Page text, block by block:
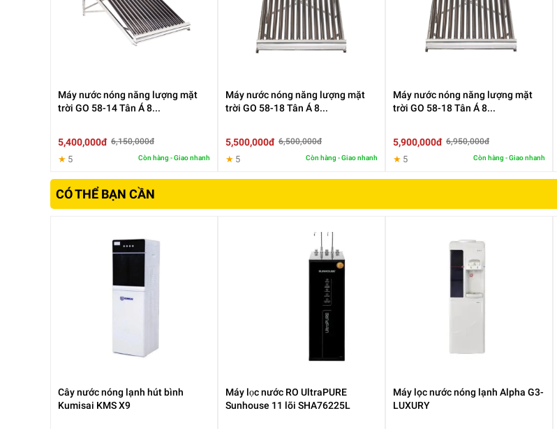
Máy lọc nước nóng nguội lạnh gia đìnhnày sử dụng siêu màng lọc UF nhỏ hơn tới 50 lần mắt màng lọc
khuẩn hiệu quả; Lõi lọc RO lọc sạch khuẩn, loại bỏ đến 99,99% vi khuẩn, virus; Lõi lọc bù khoáng, bổ sung vi
cho ra 3 loại nước khác nhau: Nóng - nguội - lạnh đáp ứng được nhiều nhu cầu sử dụng nước khác nhau: nấu
đồ uống,... vô cùng tiện dụng.
Máy nước nóng năng lượng mặt
trời GO 58-14 Tân Á 8...
5,400,000đ 6,150,000đ
★ 5 Còn hàng - Giao nhanh
Máy nước nóng năng lượng mặt
trời GO 58-18 Tân Á 8...
5,500,000đ 6,500,000đ
★ 5 Còn hàng - Giao nhanh
Máy nước nóng năng lượng mặt
trời GO 58-18 Tân Á 8...
5,900,000đ 6,950,000đ
★ 5 Còn hàng - Giao nhanh
CÓ THỂ BẠN CẦN
Cây nước nóng lạnh hút bình
Kumisai KMS X9
Máy lọc nước RO UltraPURE
Sunhouse 11 lõi SHA76225L
Máy lọc nước nóng lạnh Alpha G3-
LUXURY